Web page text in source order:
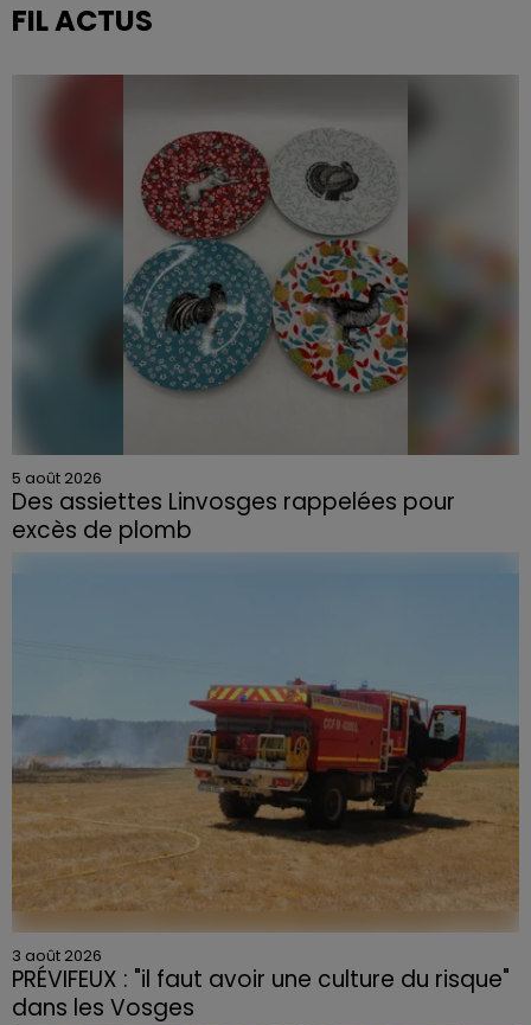
FIL ACTUS
5 août 2026
Des assiettes Linvosges rappelées pour
excès de plomb
3 août 2026
PRÉVIFEUX : "il faut avoir une culture du risque"
dans les Vosges